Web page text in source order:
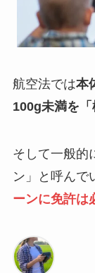
航空法では本
100g未満を「
そして一般的
ン」と呼んで
ーンに免許は